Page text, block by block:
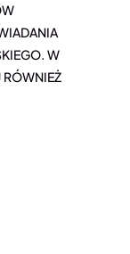
W
RÓWNIEŻ